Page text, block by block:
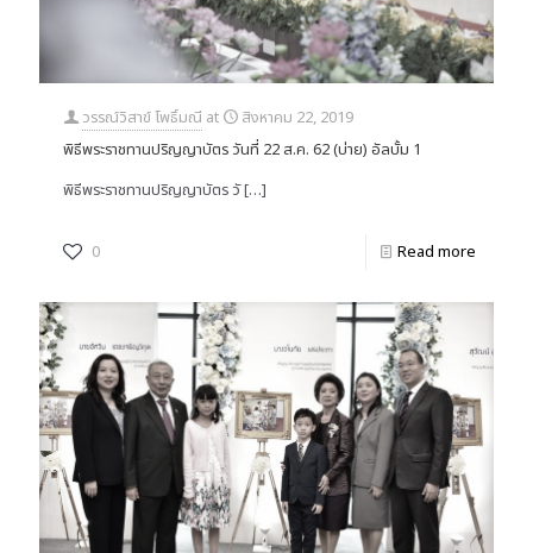
วรรณ์วิสาข์ โพธิ์มณี at
สิงหาคม 22, 2019
พิธีพระราชทานปริญญาบัตร วันที่ 22 ส.ค. 62 (บ่าย) อัลบั้ม 1
พิธีพระราชทานปริญญาบัตร วั[…]
0 Read more